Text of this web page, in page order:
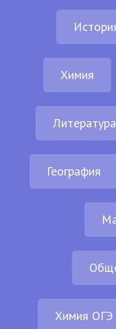
Химия
Литература
География
Химия ОГЭ